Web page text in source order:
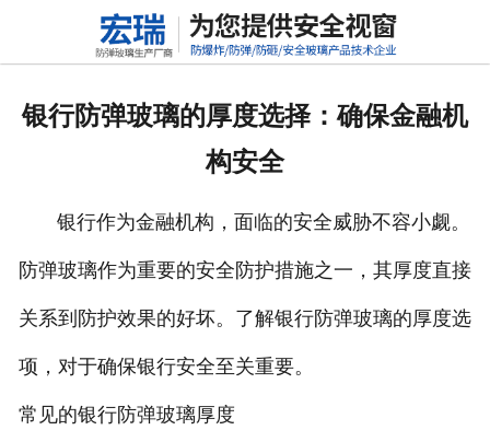
网站首页
联系我们
银行防弹玻璃的厚度选择：确保金融机
构安全
银行作为金融机构，面临的安全威胁不容小觑。
防弹玻璃作为重要的安全防护措施之一，其厚度直接
关系到防护效果的好坏。了解银行防弹玻璃的厚度选
项，对于确保银行安全至关重要。
常见的银行防弹玻璃厚度